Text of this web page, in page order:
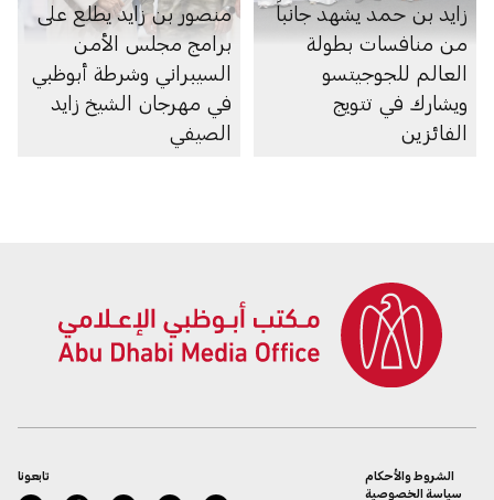
زايد بن حمد يشهد جانباً
من منافسات بطولة
العالم للجوجيتسو
ويشارك في تتويج
الفائزين
منصور بن زايد يطلع على
برامج مجلس الأمن
السيبراني وشرطة أبوظبي
في مهرجان الشيخ زايد
الصيفي
تابعونا
الشروط والأحكام
سياسة الخصوصية